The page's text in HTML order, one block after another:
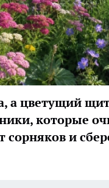
а цветущий
которые
сорняков и